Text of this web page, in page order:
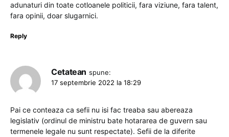
adunaturi din toate cotloanele politicii, fara viziune, fara talent,
fara opinii, doar slugarnici.
Reply
Cetatean spune:
17 septembrie 2022 la 18:29
Pai ce conteaza ca sefii nu isi fac treaba sau abereaza
legislativ (ordinul de ministru bate hotararea de guvern sau
termenele legale nu sunt respectate). Sefii de la diferite